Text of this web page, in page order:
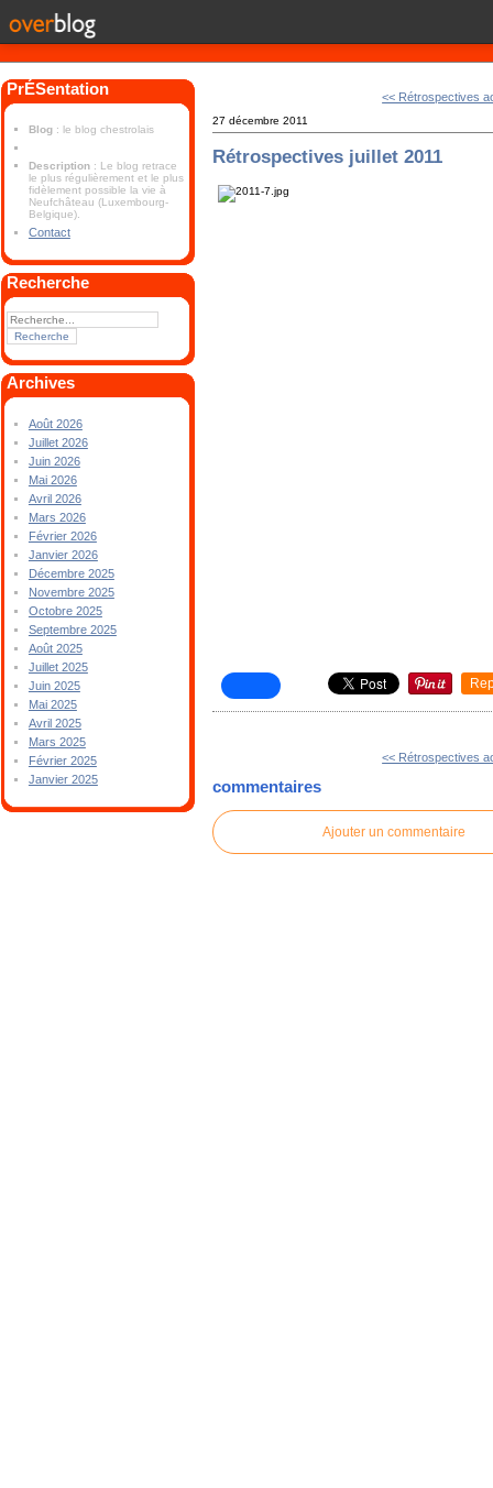
PrÉSentation
Blog : le blog chestrolais
Description : Le blog retrace
le plus régulièrement et le plus
fidèlement possible la vie à
Neufchâteau (Luxembourg-
Belgique).
Contact
Recherche
Archives
Août 2026
Juillet 2026
Juin 2026
Mai 2026
Avril 2026
Mars 2026
Février 2026
Janvier 2026
Décembre 2025
Novembre 2025
Octobre 2025
Septembre 2025
Août 2025
Juillet 2025
Juin 2025
Mai 2025
Avril 2025
Mars 2025
Février 2025
Janvier 2025
<< Rétrospectives
27 décembre 2011
Rétrospectives juillet 2011
<< Rétrospectives
commentaires
Ajouter un commentaire